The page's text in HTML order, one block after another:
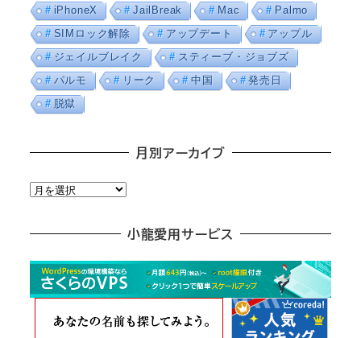
iPhoneX
JailBreak Mac
Palmo
SIMロック解除
アップデート
アップル
ジェイルブレイク
スティーブ・ジョブズ
パルモ
リーク 中国
発売日
脱獄
月別アーカイブ
月
カ
小龍愛用サービス